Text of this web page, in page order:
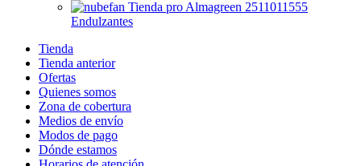
Endulzantes
Tienda
Tienda anterior
Ofertas
Quienes somos
Zona de cobertura
Medios de envío
Modos de pago
Dónde estamos